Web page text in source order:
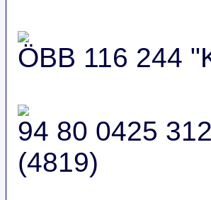
ÖBB 116 244
94 80 0425
(4819)